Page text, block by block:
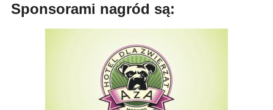
Sponsorami nagród są: